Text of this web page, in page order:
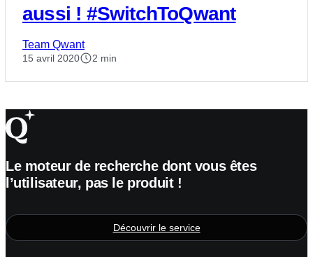
aussi ! #SwitchToQwant
Team Qwant
15 avril 2020 2 min
Le moteur de recherche dont vous êtes
l’utilisateur, pas le produit !
Découvrir le service